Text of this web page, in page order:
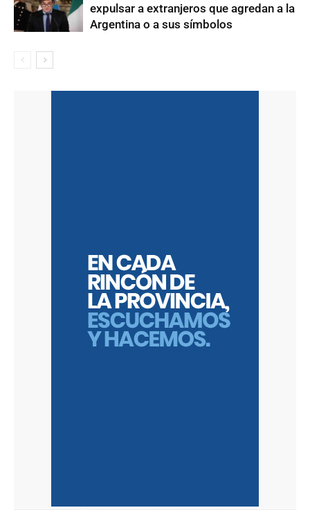
expulsar a extranjeros que agredan a la
Argentina o a sus símbolos